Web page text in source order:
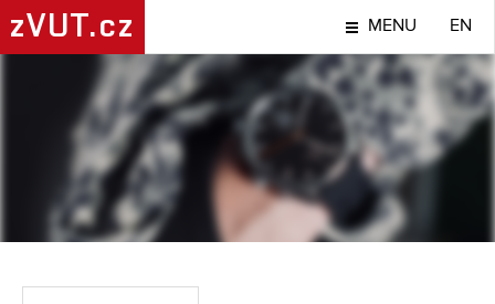
zVUT.cz MENU EN
NÁPADY A OBJEVY